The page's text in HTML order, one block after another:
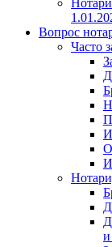
Вопрос
Часто